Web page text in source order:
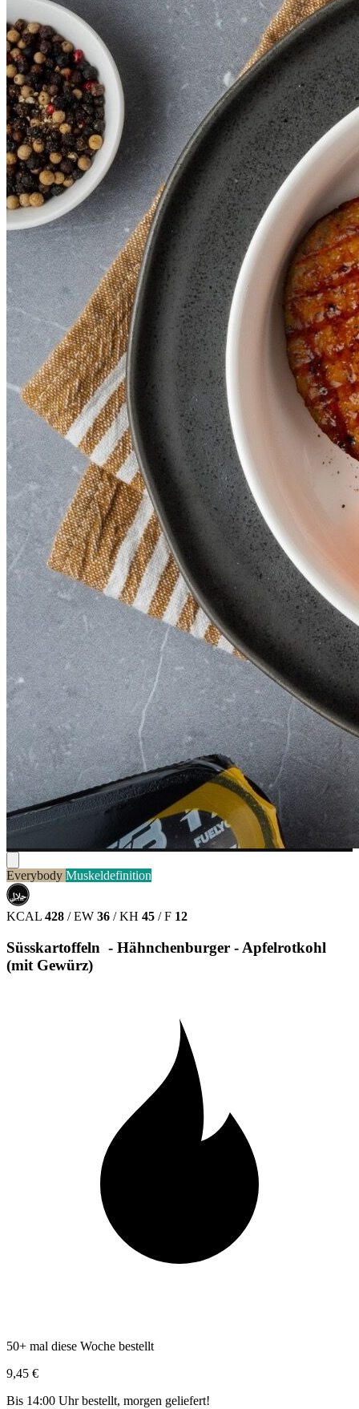
Everybody Muskeldefinition
حلال
HALAL
KCAL 428 / EW 36 / KH 45 / F 12
Süsskartoffeln - Hähnchenburger - Apfelrotkohl
(mit Gewürz)
50+ mal diese Woche bestellt
9,45 €
Bis 14:00 Uhr bestellt, morgen geliefert!